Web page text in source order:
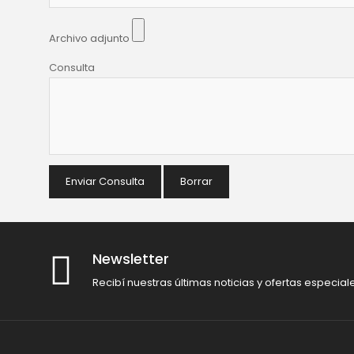
Archivo adjunto
Consulta
Enviar Consulta Borrar
Newsletter
Recibí nuestras últimas noticias y ofertas